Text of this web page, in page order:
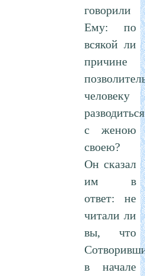
говорили
Ему: по
всякой ли
причине
человеку
разводиться
с женою
своею?
Он сказал
им в
ответ: не
читали ли
вы, что
в начале